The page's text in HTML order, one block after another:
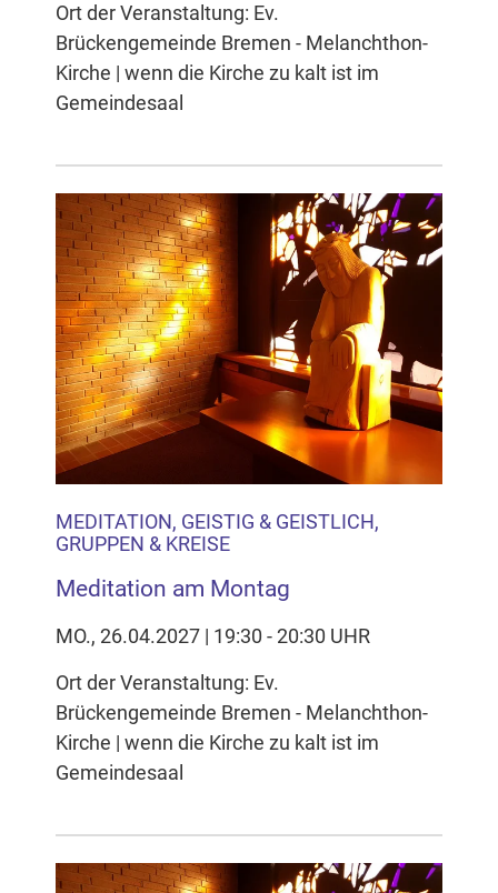
Ort der Veranstaltung: Ev.
Brückengemeinde Bremen - Melanchthon-
Kirche | wenn die Kirche zu kalt ist im
Gemeindesaal
MEDITATION, GEISTIG & GEISTLICH,
GRUPPEN & KREISE
Meditation am Montag
MO., 26.04.2027 | 19:30 - 20:30 UHR
Ort der Veranstaltung: Ev.
Brückengemeinde Bremen - Melanchthon-
Kirche | wenn die Kirche zu kalt ist im
Gemeindesaal